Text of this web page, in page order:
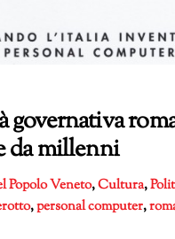
governativa
da millenni
Popolo Veneto,Cultura,
,personal computer,